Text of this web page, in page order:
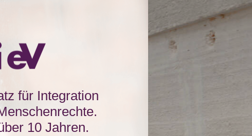
für Integration
10 Jahren.